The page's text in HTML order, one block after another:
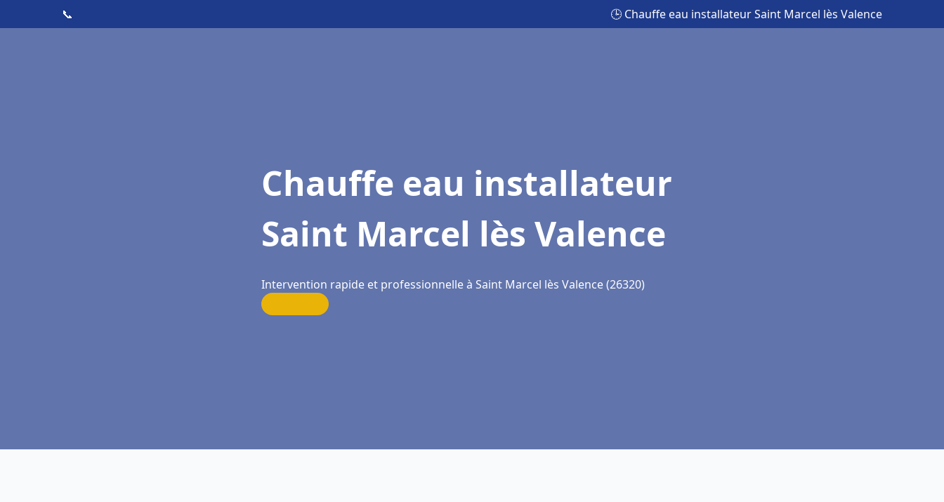
📞 🕒 Chauffe eau installateur Saint Marcel lès Valence
Chauffe eau installateur
Saint Marcel lès Valence
Intervention rapide et professionnelle à Saint Marcel lès Valence (26320)